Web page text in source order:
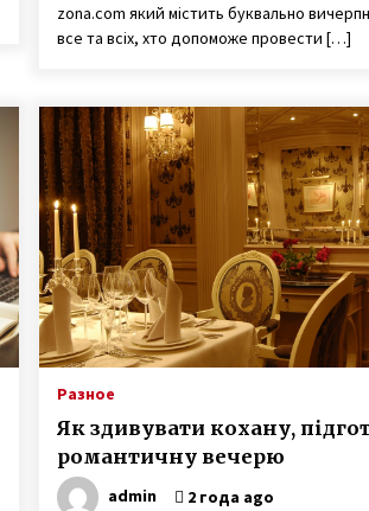
zona.com який містить буквально
все та всіх, хто допоможе провести […]
Разное
Як здивувати кохану,
романтичну вечерю
admin 2 года ago